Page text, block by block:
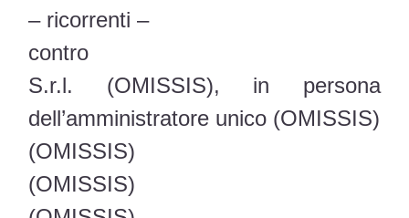
– ricorrenti –
contro
S.r.l. (OMISSIS), in persona
dell’amministratore unico (OMISSIS)
(OMISSIS)
(OMISSIS)